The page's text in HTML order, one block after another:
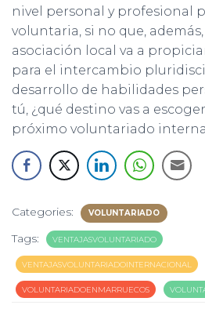
nivel personal y profesional
voluntaria, si no que,
asociación local va a
para el intercambio
desarrollo de habilidades
tú, ¿qué destino vas a
próximo voluntariado
Categories: VOLUNTARIADO
Tags: VENTAJASVOLUNTARIADO
VENTAJASVOLUNTARIADOINTERNACIONAL
VOLUNTARIADOENMARRUECOS